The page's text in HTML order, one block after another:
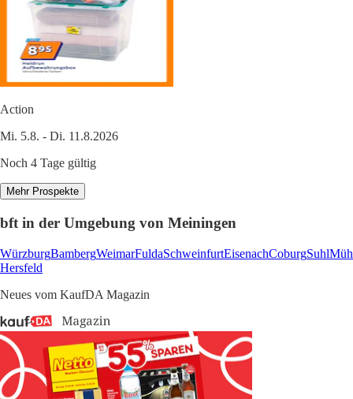
Action
Mi. 5.8. - Di. 11.8.2026
Noch 4 Tage gültig
Mehr Prospekte
bft in der Umgebung von Meiningen
WürzburgBambergWeimarFuldaSchweinfurtEisenachCoburgSuhl
Hersfeld
Neues vom KaufDA Magazin